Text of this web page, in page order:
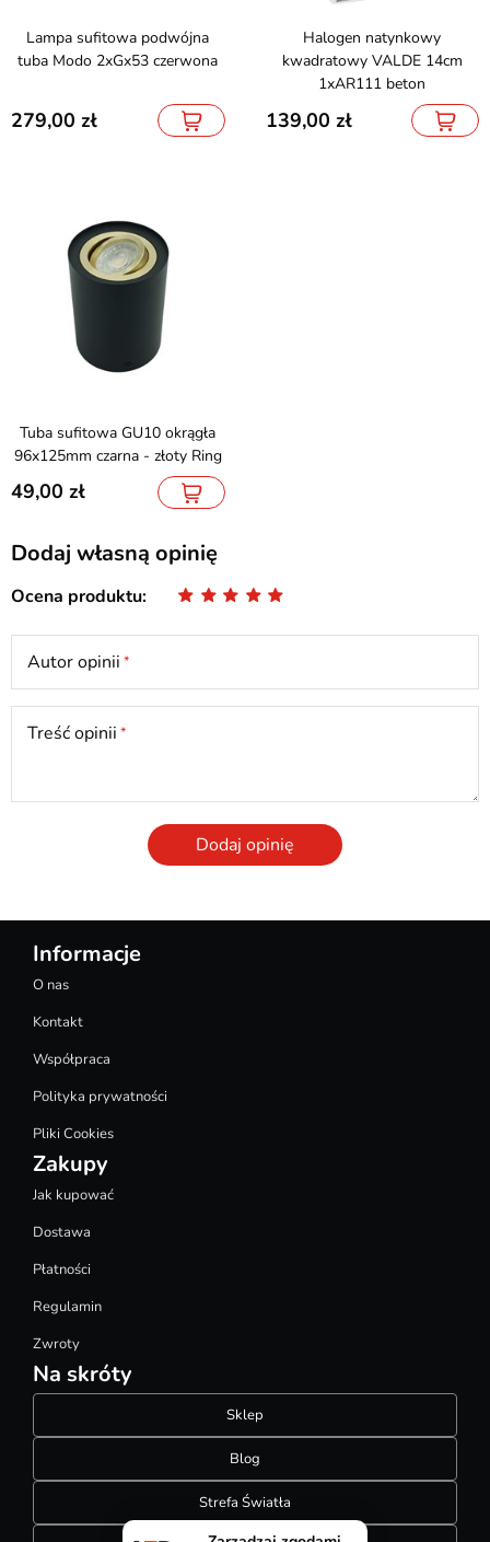
Lampa sufitowa podwójna
tuba Modo 2xGx53 czerwona
279,00
Halogen natynkowy
kwadratowy VALDE 14cm
1xAR111 beton
139,00
Tuba sufitowa GU10 okrągła
96x125mm czarna - złoty Ring
49,00
Dodaj własną opinię
Ocena produktu
Autor opinii
Treść opinii
Dodaj opinię
Informacje
O nas
Kontakt
Współpraca
Polityka prywatności
Pliki Cookies
Zakupy
Jak kupować
Dostawa
Płatności
Regulamin
Zwroty
Na skróty
Sklep
Blog
Strefa Światła